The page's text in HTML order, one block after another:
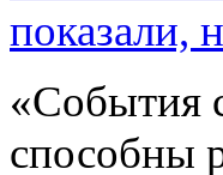
показали,
«События
способны